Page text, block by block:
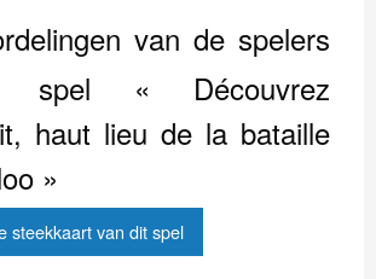
van de spelers
« Découvrez
haut lieu de la bataille
»
steekkaart van dit spel